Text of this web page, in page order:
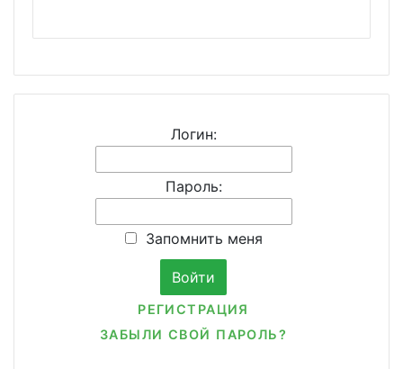
Логин:
Пароль:
Запомнить меня
РЕГИСТРАЦИЯ
ЗАБЫЛИ СВОЙ ПАРОЛЬ?